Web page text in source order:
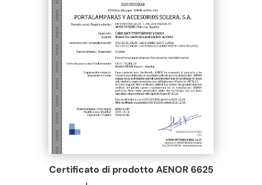
Certificato di prodotto AENOR 6625